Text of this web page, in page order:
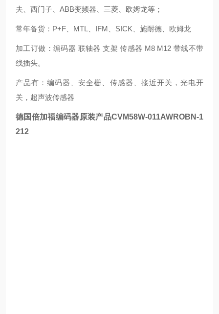
夫、西门子、ABB变频器、三菱、欧姆龙等；
常年备货：P+F、MTL、IFM、SICK、施耐德、欧姆龙
加工订做：编码器 联轴器 支架 传感器 M8 M12 带线不带
线插头。
产品有：编码器、安全栅、传感器、接近开关，光电开
关，超声波传感器
德国倍加福编码器原装产品CVM58W-011AWROBN-1
212